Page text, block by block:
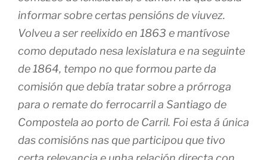
informar sobre certas pensións de viuvez.
Volveu a ser reelixido en 1863 e mantívose
como deputado nesa lexislatura e na seguinte
de 1864, tempo no que formou parte da
comisión que debía tratar sobre a prórroga
para o remate do ferrocarril a Santiago de
Compostela ao porto de Carril. Foi esta á única
das comisións nas que participou que tivo